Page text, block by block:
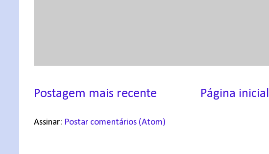
Postagem mais recente Página inicial
Assinar: Postar comentários (Atom)